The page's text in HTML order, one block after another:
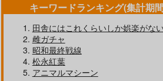
キーワードランキング(集計期
田舎にはこれくらいしか娯楽がない
雌ガチャ
昭和最終戦線
松永紅葉
アニマルマシーン